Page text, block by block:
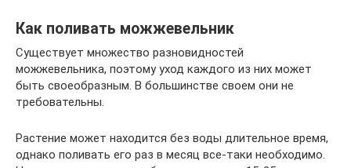
Как поливать можжевельник
Существует множество разновидностей
можжевельника, поэтому уход каждого из них может
быть своеобразным. В большинстве своем они не
требовательны.
Растение может находится без воды длительное время,
однако поливать его раз в месяц все-таки необходимо.